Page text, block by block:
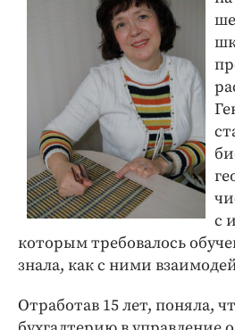
с
которым требовалось
знала, как с ними
Отработав 15 лет, поняла,